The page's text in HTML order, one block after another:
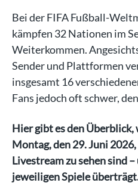
Bei der FIFA Fußball-
kämpfen 32 Nationen im
Weiterkommen.
Sender und Plattformen
insgesamt 16
Fans jedoch oft schwer,
Hier gibt es den
Montag, den 29. Juni
Livestream zu sehen sind
jeweiligen Spiele